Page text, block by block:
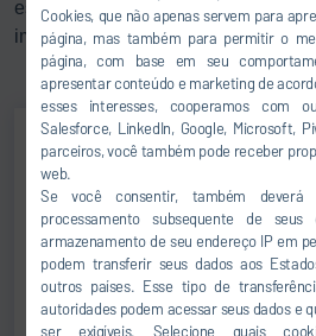
Cookies, que não apenas servem para
página, mas também para permitir o
página, com base em seu
apresentar conteúdo e marketing de
esses interesses, cooperamos com
Salesforce, LinkedIn, Google, Microsoft,
parceiros, você também pode receber
web.
Se você consentir, também deverá
processamento subsequente de
armazenamento de seu endereço IP em
podem transferir seus dados aos
outros países. Esse tipo de
autoridades podem acessar seus dados e
ser exigíveis. Selecione quais
estática e cargas extremas, em
impactos.
PRODUCT
+49